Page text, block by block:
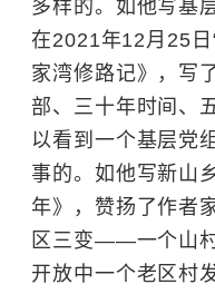
多样的。如他写基
在2021年12月25日
家湾修路记》，写
部、三十年时间、
以看到一个基层党
事的。如他写新山
年》，赞扬了作者
区三变——一个山
开放中一个老区村